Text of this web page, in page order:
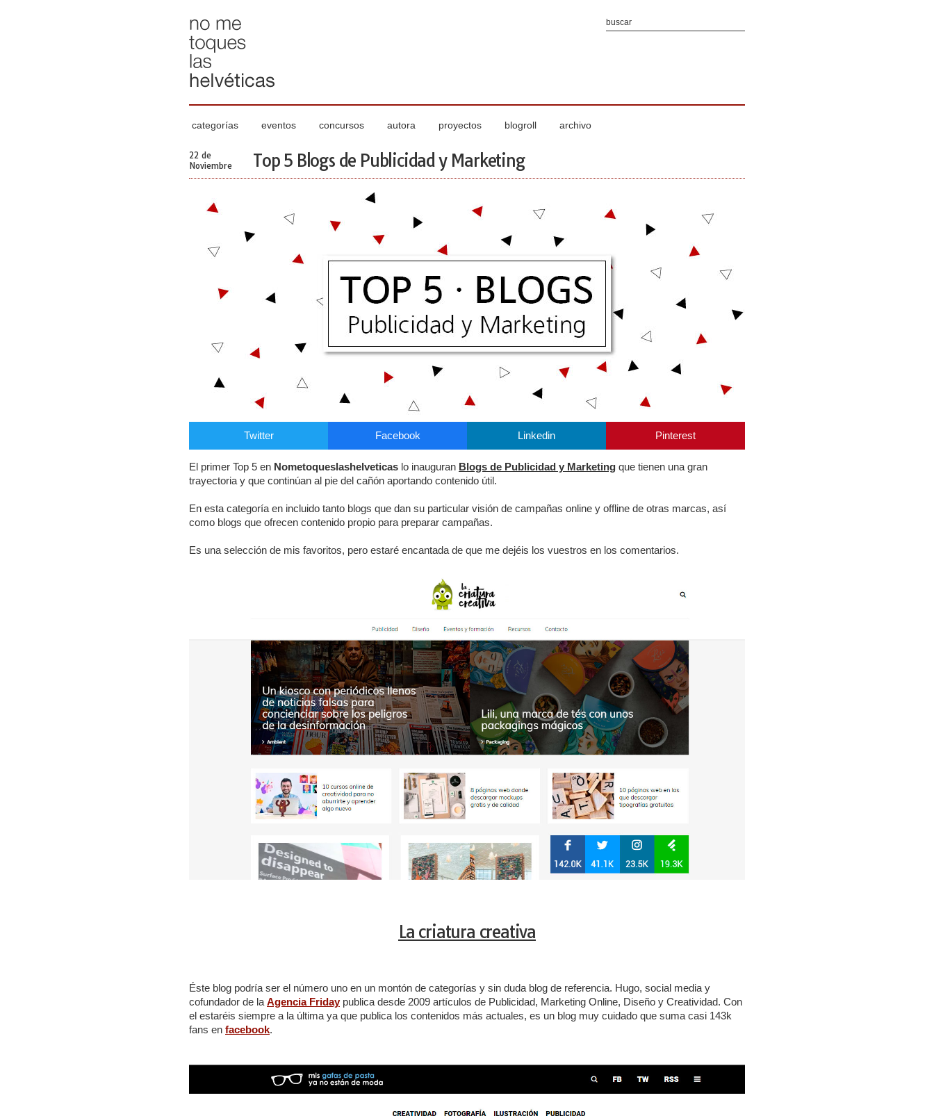
categorías eventos concursos autora proyectos blogroll archivo
22 de
Noviembre
Top 5 Blogs de Publicidad y Marketing
Twitter Facebook Linkedin Pinterest
El primer Top 5 en Nometoqueslashelveticas lo inauguran Blogs de Publicidad y Marketing que tienen una gran
trayectoria y que continúan al pie del cañón aportando contenido útil.
En esta categoría en incluido tanto blogs que dan su particular visión de campañas online y offline de otras marcas, así
como blogs que ofrecen contenido propio para preparar campañas.
Es una selección de mis favoritos, pero estaré encantada de que me dejéis los vuestros en los comentarios.
La criatura creativa
Éste blog podría ser el número uno en un montón de categorías y sin duda blog de referencia. Hugo, social media y
cofundador de la Agencia Fridaypublica desde 2009 artículos de Publicidad, Marketing Online, Diseño y Creatividad. Con
el estaréis siempre a la última ya que publica los contenidos más actuales, es un blog muy cuidado que suma casi 143k
fans en facebook.